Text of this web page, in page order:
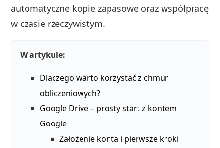
automatyczne kopie zapasowe oraz współpracę
w czasie rzeczywistym.
W artykule:
Dlaczego warto korzystać z chmur
obliczeniowych?
Google Drive – prosty start z kontem
Google
Założenie konta i pierwsze kroki